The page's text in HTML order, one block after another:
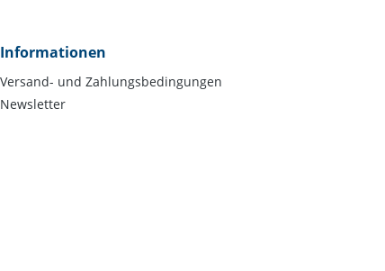
Informationen
Versand- und Zahlungsbedingungen
Newsletter